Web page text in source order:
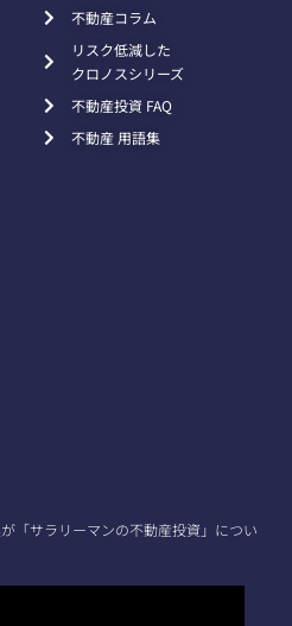
不動産コラム
リスク低減した
クロノスシリーズ
不動産投資 FAQ
不動産 用語集
「サラリーマンの不動産投資」につい